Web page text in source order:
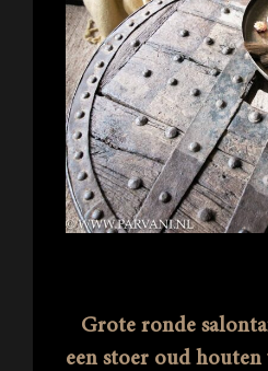
Grote ronde
een stoer oud